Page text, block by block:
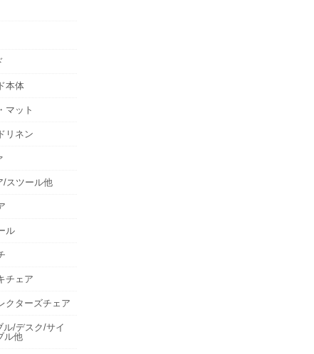
本体
マット
リネン
スツール他
ル
チェア
クターズチェア
/デスク/サイ
ル他